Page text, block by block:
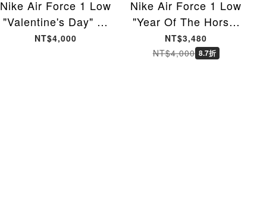
Nike Air Force 1 Low
"Valentine's Day" 情
人節限定 白色 粉紅色
NT$4,000
Nike Air Force 1 Low
"Year Of The Horse"
AF1 2026馬年限定 白
色 休閒鞋 女鞋
NT$3,480
NT$4,000 8.7折